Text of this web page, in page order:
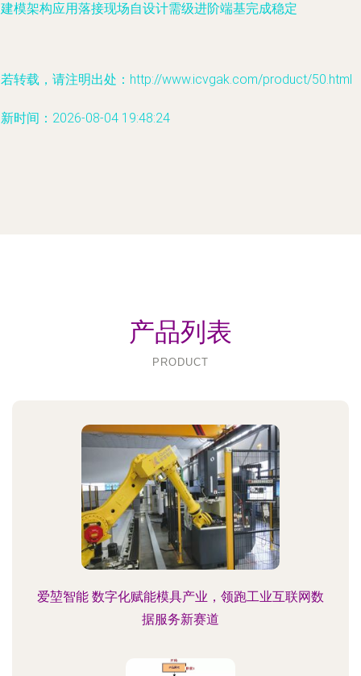
模架构应用落接现场自设计需级进阶端基完成稳定
转载，请注明出处：http://www.icvgak.com/product/50.html
时间：2026-08-04 19:48:24
产品列表
PRODUCT
爱堃智能 数字化赋能模具产业，领跑工业互联网数
据服务新赛道